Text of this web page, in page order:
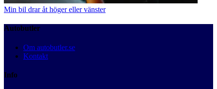
Min bil drar åt höger eller vänster
Autobutler
Om autobutler.se
Kontakt
Info